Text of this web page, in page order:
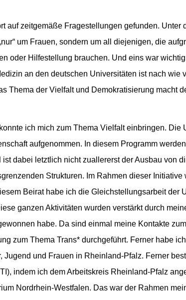
auf zeitgemäße Fragestellungen gefunden. Unter
um Frauen, sondern um all diejenigen, die
oder Hilfestellung brauchen. Und eins war
an den deutschen Universitäten ist nach wie
Thema der Vielfalt und Demokratisierung macht
ich mich zum Thema Vielfalt einbringen. Die
aufgenommen. In diesem Programm
dabei letztlich nicht zuallererst der Ausbau von
Strukturen. Im Rahmen dieser
Beirat habe ich die Gleichstellungsarbeit der
ganzen Aktivitäten wurden verstärkt durch
habe. Da sind einmal meine Kontakte
zum Thema Trans* durchgeführt. Ferner habe
und Frauen in Rheinland-Pfalz. Ferner
indem ich dem Arbeitskreis Rheinland-Pfalz
Nordrhein-Westfalen. Das war der Rahmen